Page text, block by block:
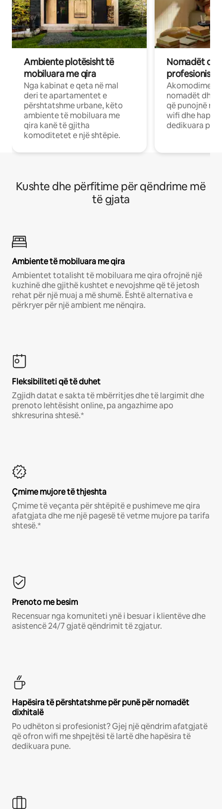
Ambiente plotësisht të
mobiluara me qira
Nga kabinat e qeta në mal
deri te apartamentet e
përshtatshme urbane, këto
ambiente të mobiluara me
qira kanë të gjitha
komoditetet e një shtëpie.
Nomadët
Akomodime
nomadët dhe
që punojnë në
wifi dhe
dedikuara
Kushte dhe përfitime për qëndrime më
të gjata
Ambiente të mobiluara me qira
Ambientet totalisht të mobiluara me qira ofrojnë një
kuzhinë dhe gjithë kushtet e nevojshme që të jetosh
rehat për një muaj a më shumë. Është alternativa e
përkryer për një ambient me nënqira.
Fleksibiliteti që të duhet
Zgjidh datat e sakta të mbërritjes dhe të largimit dhe
prenoto lehtësisht online, pa angazhime apo
shkresurina shtesë.*
Çmime mujore të thjeshta
Çmime të veçanta për shtëpitë e pushimeve me qira
afatgjata dhe me një pagesë të vetme mujore pa tarifa
shtesë.*
Prenoto me besim
Recensuar nga komuniteti ynë i besuar i klientëve dhe
asistencë 24/7 gjatë qëndrimit të zgjatur.
Hapësira të përshtatshme për punë për nomadët
dixhitalë
Po udhëton si profesionist? Gjej një qëndrim afatgjatë
që ofron wifi me shpejtësi të lartë dhe hapësira të
dedikuara pune.